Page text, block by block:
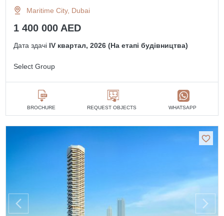
Maritime City, Dubai
1 400 000 AED
Дата здачі IV квартал, 2026 (На етапі будівництва)
Select Group
BROCHURE REQUEST OBJECTS WHATSAPP